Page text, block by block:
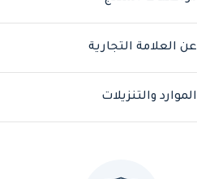
عن العلامة التجارية
الموارد والتنزيلات